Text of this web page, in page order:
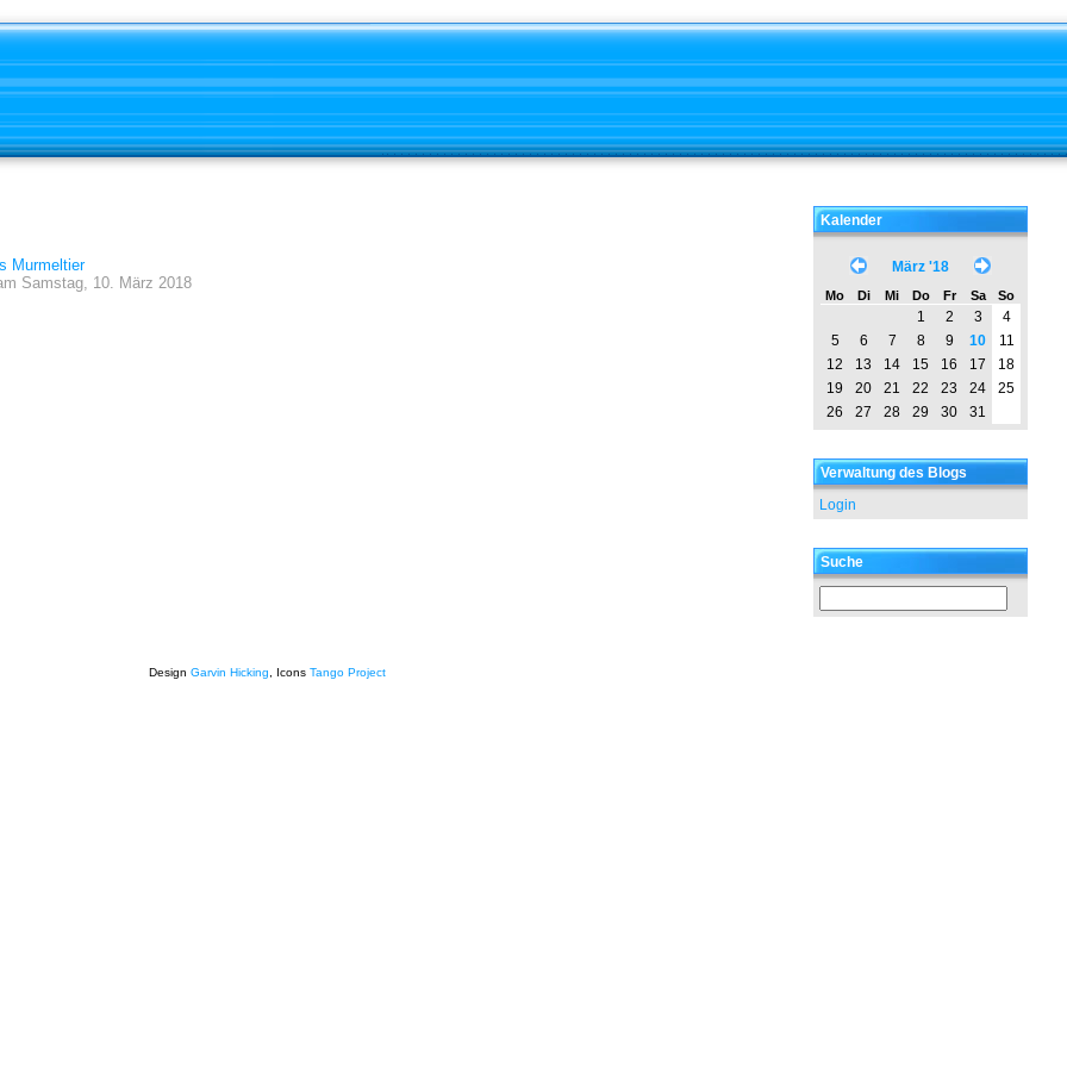
Murmeltier
Samstag, 10. März 2018
Kalender
März '18
Mo Di Mi Do Fr Sa So
1 2 3
4
5
6 7 8 9 10
11
12
13 14 15 16 17
18
19
20 21 22 23 24
25
26
27 28 29 30 31
Verwaltung des Blogs
Login
Suche
Design Garvin Hicking , Icons Tango Project